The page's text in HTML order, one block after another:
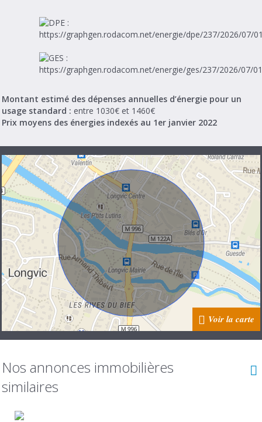
Montant estimé des dépenses annuelles d’énergie pour un
usage standard : entre 1030€ et 1460€
Prix moyens des énergies indexés au 1er janvier 2022
Voir la carte
Nos annonces immobilières
similaires